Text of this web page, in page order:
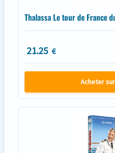
Thalassa Le tour de France
21.25 €
Acheter